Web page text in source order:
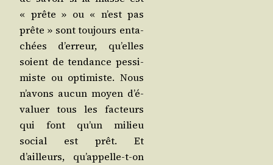
« prête » ou « n’est pas
prête » sont tou­jours enta­
chées d’er­reur, qu’elles
soient de ten­dance pes­si­
miste ou opti­miste. Nous
n’a­vons aucun moyen d’é­
va­luer tous les fac­teurs
qui font qu’un milieu
social est prêt. Et
d’ailleurs, qu’ap­pelle-t-on